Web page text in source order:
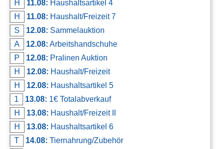
H
11.08: Haushaltsartikel 4
H
11.08: Haushalt/Freizeit 7
S
12.08: Sammelauktion
A
12.08: Arbeitshandschuhe
P
12.08: Pralinen Auktion
H
12.08: Haushalt/Freizeit
H
12.08: Haushaltsartikel 5
1
13.08: 1€ Totalabverkauf
H
13.08: Haushalt/Freizeit II
H
13.08: Haushaltsartikel 6
T
14.08: Tiernahrung/Zubehör